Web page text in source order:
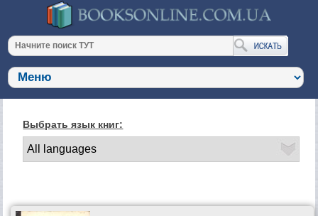
Выбрать язык книг: